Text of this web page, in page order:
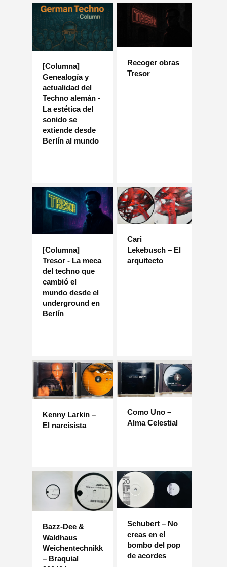
[Columna]
Genealogía y
actualidad del
Techno alemán -
La estética del
sonido se
extiende desde
Berlín al mundo
Recoger obras
Tresor
[Columna]
Tresor - La meca
del techno que
cambió el
mundo desde el
underground en
Berlín
Cari
Lekebusch – El
arquitecto
Kenny Larkin –
El narcisista
Como Uno –
Alma Celestial
Bazz-Dee &
Waldhaus
Weichentechnikk
– Braquial
Schubert – No
creas en el
bombo del pop
de acordes